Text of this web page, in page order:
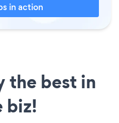
in action
the best in
biz!